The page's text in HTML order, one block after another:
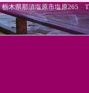
栃木県那須塩原市塩原265